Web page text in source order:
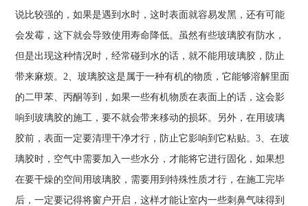
说比较强的，如果是遇到水时，这时表面就容易发黑，还有可能
会发霉，这下就会导致使用寿命降低。虽然有些玻璃胶有防水，
但是出现这种情况时，经常碰到水的话，就不能用玻璃胶，防止
带来麻烦。2、玻璃胶这是属于一种有机的物质，它能够溶解里面
的二甲苯、丙酮等到，如果一些有机物质在表面上的话，这会影
响到玻璃胶的施工，要不就会带来移动的损坏。另外，在用玻璃
胶前，表面一定要清理干净才行，防止它影响到它粘贴。3、在玻
璃胶时，空气中需要加入一些水分，才能将它进行固化，如果想
在要干燥的空间用玻璃胶，需要用到特殊性质才行，在施工完毕
后，一定要记得将窗户开启，这样才能让室内一些刺鼻气味得到